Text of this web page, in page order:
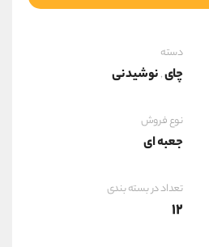
دسته
چای,نوشیدنی
نوع فروش
جعبه ای
تعداد در بسته بندی
12